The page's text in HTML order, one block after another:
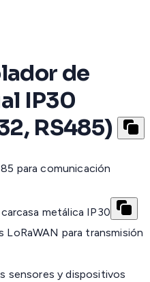
de
IP30
RS485)
para comunicación
metálica IP30
LoRaWAN para transmisión
sensores y dispositivos